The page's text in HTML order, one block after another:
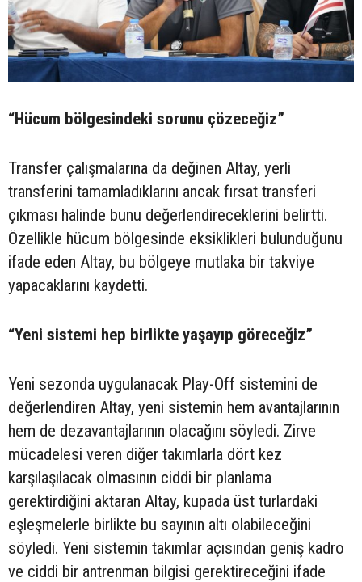
“Hücum bölgesindeki sorunu çözeceğiz”
Transfer çalışmalarına da değinen Altay, yerli
transferini tamamladıklarını ancak fırsat transferi
çıkması halinde bunu değerlendireceklerini belirtti.
Özellikle hücum bölgesinde eksiklikleri bulunduğunu
ifade eden Altay, bu bölgeye mutlaka bir takviye
yapacaklarını kaydetti.
“Yeni sistemi hep birlikte yaşayıp göreceğiz”
Yeni sezonda uygulanacak Play-Off sistemini de
değerlendiren Altay, yeni sistemin hem avantajlarının
hem de dezavantajlarının olacağını söyledi. Zirve
mücadelesi veren diğer takımlarla dört kez
karşılaşılacak olmasının ciddi bir planlama
gerektirdiğini aktaran Altay, kupada üst turlardaki
eşleşmelerle birlikte bu sayının altı olabileceğini
söyledi. Yeni sistemin takımlar açısından geniş kadro
ve ciddi bir antrenman bilgisi gerektireceğini ifade